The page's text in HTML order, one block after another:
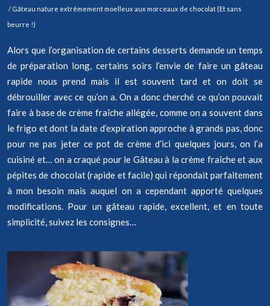
/ Gâteau nature extrêmement moelleux aux morceaux de chocolat (Et sans
beurre !)
Alors que l’organisation de certains desserts demande un temps
de préparation long, certains soirs l’envie de faire un gâteau
rapide nous prend mais il est souvent tard et on doit se
débrouiller avec ce qu’on a. On a donc cherché ce qu’on pouvait
faire à base de crème fraîche allégée, comme on a souvent dans
le frigo et dont la date d’expiration approche à grands pas, donc
pour ne pas jeter ce pot de crème d’ici quelques jours, on l’a
cuisiné et… on a craqué pour le Gâteau à la crème fraîche et aux
pépites de chocolat (rapide et facile) qui répondait parfaitement
à mon besoin mais auquel on a cependant apporté quelques
modifications. Pour un gâteau rapide, excellent, et en toute
simplicité, suivez les consignes…